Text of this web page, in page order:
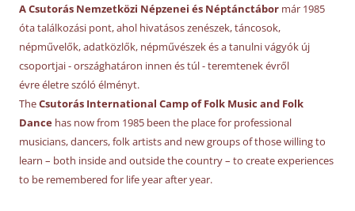
A Csutorás Nemzetközi Népzenei és Néptánctábor már 1985
óta találkozási pont, ahol hivatásos zenészek, táncosok,
népművelők, adatközlők, népművészek és a tanulni vágyók új
csoportjai - országhatáron innen és túl - teremtenek évről
évre életre szóló élményt.
TheCsutorás International Camp of Folk Music and Folk
Dance has now from 1985 been the place for professional
musicians, dancers, folk artists and new groups of those willing to
learn – both inside and outside the country – to create experiences
to be remembered for life year after year.